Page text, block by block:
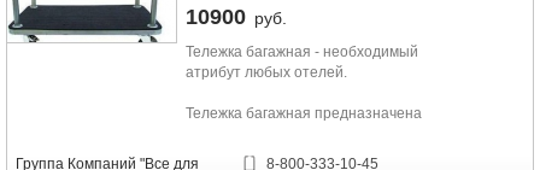
Декоративная накладка из стали
защищает переднюю кромку от
царапин, а щетки из синтетической
шерсти бережно очистят вашу
чистки обуви позволит сэкономить
10900 руб.
Тележка багажная - необходимый
атрибут любых отелей.
Тележка багажная предназначена
багажа (чемоданы, сумки),
Группа Компаний "Все для 8-800-333-10-45